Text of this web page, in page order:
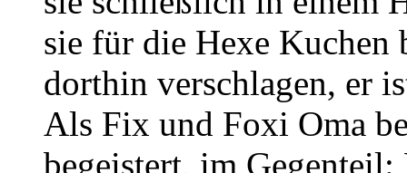
sie für die Hexe Kuchen
dorthin verschlagen, er
Als Fix und Foxi Oma
begeistert, im